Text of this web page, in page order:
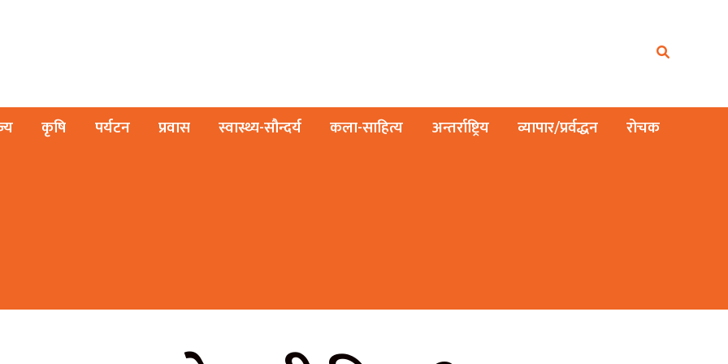
कृषि पर्यटन प्रवास स्वास्थ्य-सौन्दर्य कला-साहित्य अन्तर्राष्ट्रिय व्यापार/प्रर्वद्धन रोचक